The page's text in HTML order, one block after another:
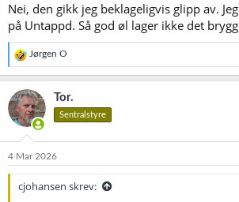
(Joda, jeg vet det ikke kan sammenlignes i
jeg kunne ikke la være.)
Nei, den gikk jeg beklageligvis glipp av.
på Untappd. Så god øl lager ikke det
R
e
a
k
s
j
o
e
Jørgen O
Tor.
Sentralstyre
4 Mar 2026
cjohansen skrev: